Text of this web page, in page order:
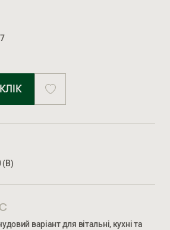
(В)
варіант для вітальні, кухні та